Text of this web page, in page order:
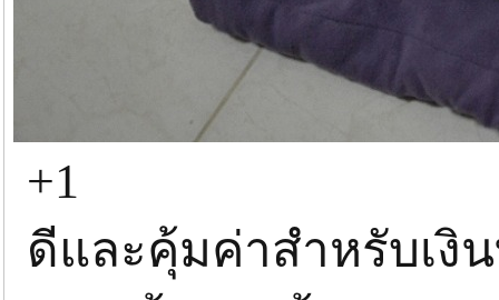
+1
ดีและคุ้มค่าสำหรับเงิ